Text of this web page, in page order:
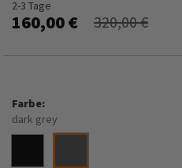
2-3 Tage
160,00 € 320,00 €
Farbe
dark grey